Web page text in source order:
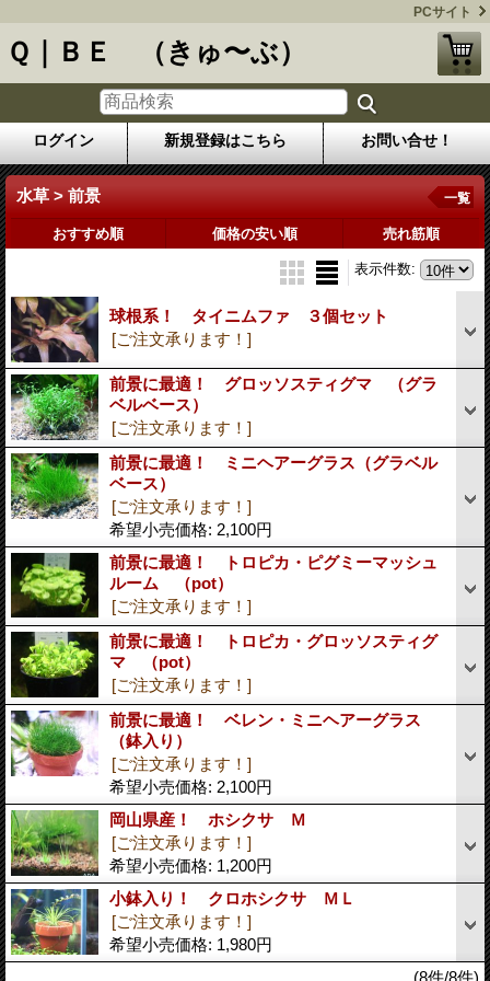
PCサイト
Ｑ｜ＢＥ （きゅ〜ぶ）
ログイン 新規登録はこちら お問い合せ！
水草 > 前景 一覧
おすすめ順 価格の安い順 売れ筋順
表示件数:
球根系！ タイニムファ ３個セット
[ご注文承ります！]
前景に最適！ グロッソスティグマ （グラ
ベルベース）
[ご注文承ります！]
前景に最適！ ミニヘアーグラス（グラベル
ベース）
[ご注文承ります！]
希望小売価格: 2,100円
前景に最適！ トロピカ・ピグミーマッシュ
ルーム （pot）
[ご注文承ります！]
前景に最適！ トロピカ・グロッソスティグ
マ （pot）
[ご注文承ります！]
前景に最適！ ベレン・ミニヘアーグラス
（鉢入り）
[ご注文承ります！]
希望小売価格: 2,100円
岡山県産！ ホシクサ Ｍ
[ご注文承ります！]
希望小売価格: 1,200円
小鉢入り！ クロホシクサ ＭＬ
[ご注文承ります！]
希望小売価格: 1,980円
(8件/8件)